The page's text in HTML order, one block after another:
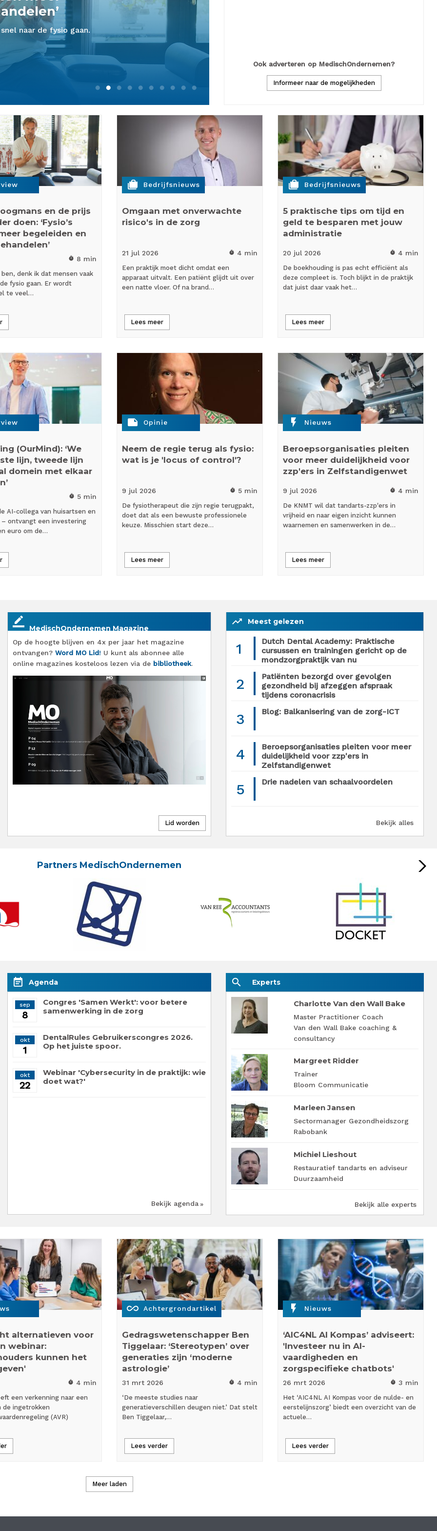
uitvalt. Een patiënt glijdt
Ook adverteren op MedischOndernemen?
Informeer naar de mogelijkheden
en de prijs
doen: ‘Fysio’s
begeleiden en
timer 8 min
ben, denk ik dat mensen vaak
fysio gaan. Er wordt
te veel…
cases Bedrijfsnieuws
Omgaan met onverwachte
risico's in de zorg
21 jul 2026 timer 4 min
Een praktijk moet dicht omdat een
apparaat uitvalt. Een patiënt glijdt uit over
een natte vloer. Of na brand…
Lees meer
cases Bedrijfsnieuws
5 praktische tips om tijd en
geld te besparen met jouw
administratie
20 jul 2026 timer 4 min
De boekhouding is pas echt efficiënt als
deze compleet is. Toch blijkt in de praktijk
dat juist daar vaak het…
Lees meer
(OurMind): ‘We
lijn, tweede lijn
domein met elkaar
timer 5 min
AI-collega van huisartsen en
– ontvangt een investering
euro om de…
note Opinie
Neem de regie terug als fysio:
wat is je 'locus of control'?
9 jul 2026 timer 5 min
De fysiotherapeut die zijn regie terugpakt,
doet dat als een bewuste professionele
keuze. Misschien start deze…
Lees meer
flash_on Nieuws
Beroepsorganisaties pleiten
voor meer duidelijkheid voor
zzp'ers in Zelfstandigenwet
9 jul 2026 timer 4 min
De KNMT wil dat tandarts-zzp'ers in
vrijheid en naar eigen inzicht kunnen
waarnemen en samenwerken in de…
Lees meer
border_color
MedischOndernemen Magazine
Op de hoogte blijven en 4x per jaar het magazine
ontvangen? Word MO Lid! U kunt als abonnee alle
online magazines kosteloos lezen via de bibliotheek.
trending_up Meest gelezen
1
Dutch Dental Academy: Praktische
cursussen en trainingen gericht op de
mondzorgpraktijk van nu
2
Patiënten bezorgd over gevolgen
gezondheid bij afzeggen afspraak
tijdens coronacrisis
3 Blog: Balkanisering van de zorg-ICT
4
Beroepsorganisaties pleiten voor meer
duidelijkheid voor zzp'ers in
Zelfstandigenwet
5 Drie nadelen van schaalvoordelen
Bekijk alles
Partners MedischOndernemen
event_note Agenda
sep
8
Congres 'Samen Werkt': voor betere
samenwerking in de zorg
okt
1
DentalRules Gebruikerscongres 2026.
Op het juiste spoor.
okt
22
Webinar 'Cybersecurity in de praktijk: wie
doet wat?'
Bekijk agenda
search Experts
Charlotte Van den Wall Bake
Master Practitioner Coach
Van den Wall Bake coaching &
consultancy
Margreet Ridder
Trainer
Bloom Communicatie
Marleen Jansen
Sectormanager Gezondheidszorg
Rabobank
Michiel Lieshout
Restauratief tandarts en adviseur
Duurzaamheid
Bekijk alle experts
alternatieven voor
webinar:
kunnen het
timer 4 min
een verkenning naar een
de ingetrokken
(AVR)
all_inclusive Achtergrondartikel
Gedragswetenschapper Ben
Tiggelaar: ‘Stereotypen’ over
generaties zijn ‘moderne
astrologie’
31 mrt 2026 timer 4 min
‘De meeste studies naar
generatieverschillen deugen niet.’ Dat stelt
Ben Tiggelaar,…
Lees verder
flash_on Nieuws
‘AIC4NL AI Kompas’ adviseert:
'Investeer nu in AI-
vaardigheden en
zorgspecifieke chatbots'
26 mrt 2026 timer 3 min
Het ‘AIC4NL AI Kompas voor de nulde- en
eerstelijnszorg’ biedt een overzicht van de
actuele…
Lees verder
Meer laden